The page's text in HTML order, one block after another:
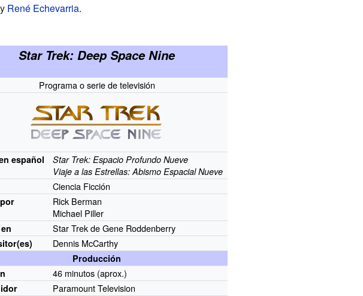
René Echevarria.
Star Trek: Deep Space Nine
Programa o serie de televisión
español
Star Trek: Espacio Profundo Nueve
Viaje a las Estrellas: Abismo Espacial Nueve
Ciencia Ficción
Rick Berman
Michael Piller
Star Trek de Gene Roddenberry
Dennis McCarthy
Producción
46 minutos (aprox.)
Paramount Television